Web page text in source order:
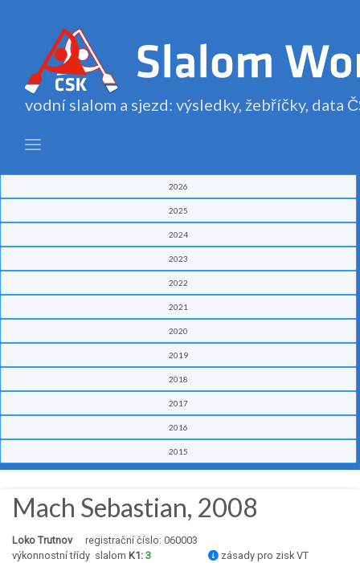
vodní slalom a sjezd: výsledky, žebříčky, data
2026
2025
2024
2023
2022
2021
2020
2019
2018
2017
2016
2015
Mach Sebastian, 2008
Loko Trutnov
registrační číslo: 060003
výkonnostní třídy slalom K1: 3 zásady pro zisk VT